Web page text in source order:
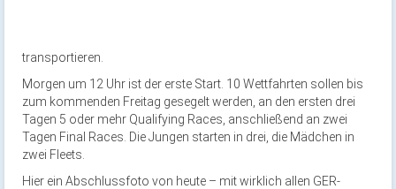
transportieren.
Morgen um 12 Uhr ist der erste Start. 10 Wettfahrten sollen bis
zum kommenden Freitag gesegelt werden, an den ersten drei
Tagen 5 oder mehr Qualifying Races, anschließend an zwei
Tagen Final Races. Die Jungen starten in drei, die Mädchen in
zwei Fleets.
Hier ein Abschlussfoto von heute – mit wirklich allen GER-